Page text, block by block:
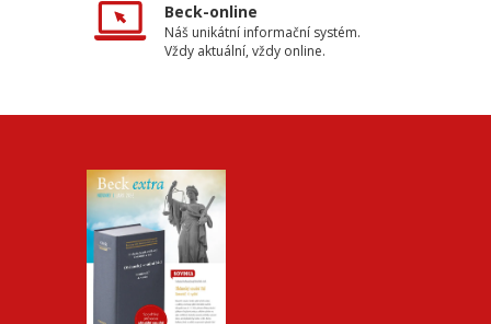
Beck-online
Náš unikátní informační systém.
Vždy aktuální, vždy online.